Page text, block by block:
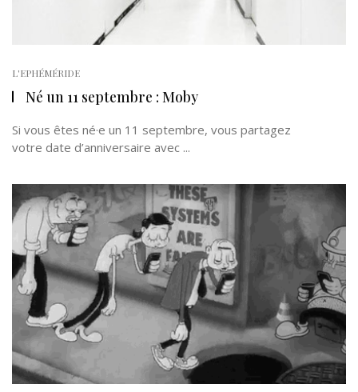
L'EPHÉMÉRIDE
Né un 11 septembre : Moby
Si vous êtes né·e un 11 septembre, vous partagez
votre date d’anniversaire avec ...